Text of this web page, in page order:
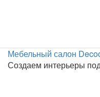
Мебельный салон
Создаем интерьеры